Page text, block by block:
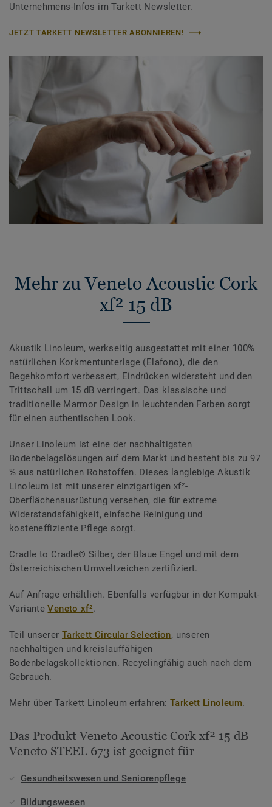
Unternehmens-Infos im Tarkett Newsletter.
JETZT TARKETT NEWSLETTER ABONNIEREN!
Mehr zu Veneto Acoustic Cork
xf² 15 dB
Akustik Linoleum, werkseitig ausgestattet mit einer 100%
natürlichen Korkmentunterlage (Elafono), die den
Begehkomfort verbessert, Eindrücken widersteht und den
Trittschall um 15 dB verringert. Das klassische und
traditionelle Marmor Design in leuchtenden Farben sorgt
für einen authentischen Look.
Unser Linoleum ist eine der nachhaltigsten
Bodenbelagslösungen auf dem Markt und besteht bis zu 97
% aus natürlichen Rohstoffen. Dieses langlebige Akustik
Linoleum ist mit unserer einzigartigen xf²-
Oberflächenausrüstung versehen, die für extreme
Widerstandsfähigkeit, einfache Reinigung und
kosteneffiziente Pflege sorgt.
Cradle to Cradle® Silber, der Blaue Engel und mit dem
Österreichischen Umweltzeichen zertifiziert.
Auf Anfrage erhältlich. Ebenfalls verfügbar in der Kompakt-
VarianteVeneto xf².
Teil unserer Tarkett Circular Selection, unseren
nachhaltigen und kreislauffähigen
Bodenbelagskollektionen. Recyclingfähig auch nach dem
Gebrauch.
Mehr über Tarkett Linoleum erfahren:Tarkett Linoleum.
Das Produkt Veneto Acoustic Cork xf² 15 dB
Veneto STEEL 673 ist geeignet für
Gesundheitswesen und Seniorenpflege
Bildungswesen